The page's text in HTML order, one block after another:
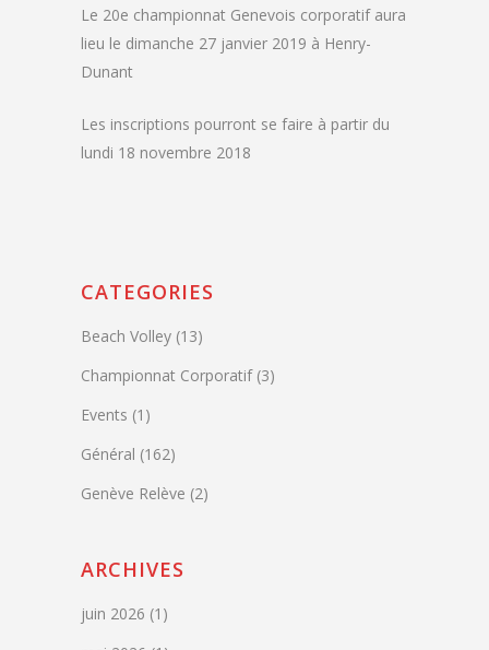
Le 20e championnat Genevois corporatif aura
lieu le dimanche 27 janvier 2019 à Henry-
Dunant
Les inscriptions pourront se faire à partir du
lundi 18 novembre 2018
CATEGORIES
Beach Volley (13)
Championnat Corporatif(3)
Events (1)
Général (162)
Genève Relève (2)
ARCHIVES
juin 2026 (1)